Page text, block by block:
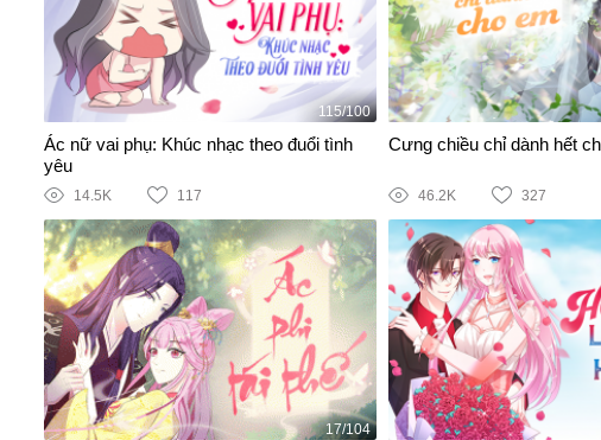
115/100
Ác nữ vai phụ: Khúc nhạc theo đuổi tình
yêu
14.5K 117
Cưng chiều chỉ dành hết
46.2K 327
17/104